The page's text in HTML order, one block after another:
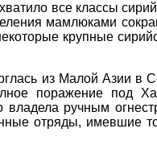
все классы
мамлюками
крупные
из Малой Азии
поражение под
ручным
отряды, имевшие